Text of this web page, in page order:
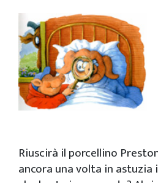
Riuscirà il porcellino
ancora una volta in astuzia